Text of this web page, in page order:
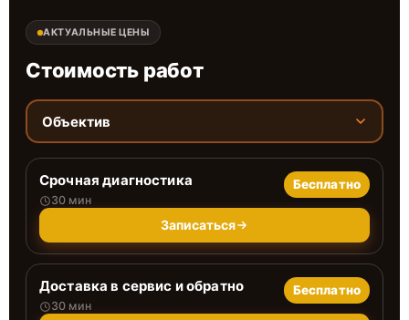
АКТУАЛЬНЫЕ ЦЕНЫ
Стоимость работ
Объектив
Срочная диагностика
30 мин
Бесплатно
Записаться
Доставка в сервис и обратно
30 мин
Бесплатно